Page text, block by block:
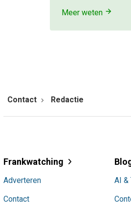
Meer weten
Contact Redactie
Frankwatching
Adverteren
Contact
AI &